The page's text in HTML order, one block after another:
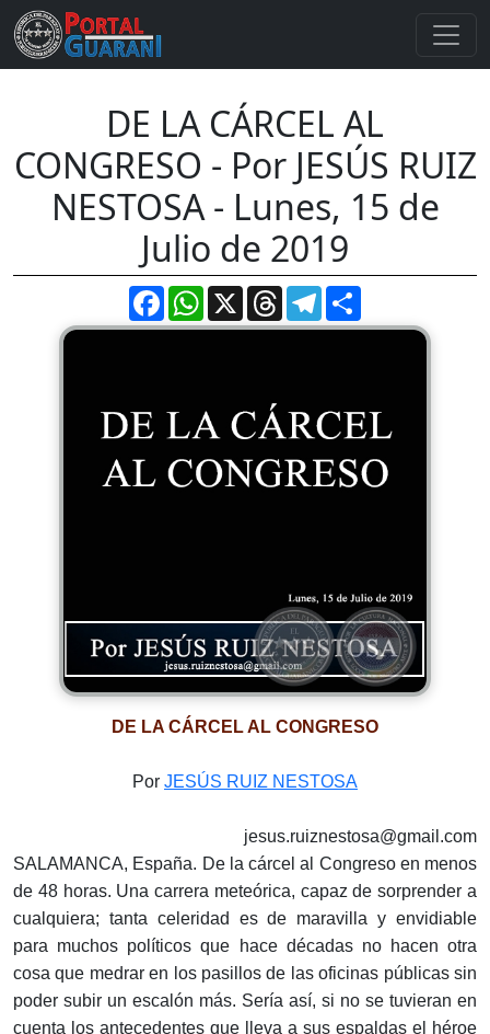
DE LA CÁRCEL AL
CONGRESO - Por JESÚS RUIZ
NESTOSA - Lunes, 15 de
Julio de 2019
FacebookWhatsApp
X ThreadsTelegram
DE LA CÁRCEL AL CONGRESO
Por JESÚS RUIZ NESTOSA
jesus.ruiznestosa@gmail.com
SALAMANCA, España. De la cárcel al Congreso en menos
de 48 horas. Una carrera meteórica, capaz de sorprender a
cualquiera; tanta celeridad es de maravilla y envidiable
para muchos políticos que hace décadas no hacen otra
cosa que medrar en los pasillos de las oficinas públicas sin
poder subir un escalón más. Sería así, si no se tuvieran en
cuenta los antecedentes que lleva a sus espaldas el héroe